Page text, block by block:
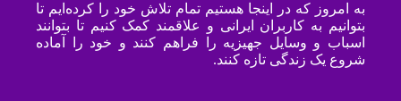
به امروز که در اینجا هستیم تمام تلاش خود را کرده‌ایم تا
بتوانیم به کاربران ایرانی و علاقمند کمک کنیم تا بتوانند
اسباب و وسایل جهیزیه را فراهم کنند و خود را آماده
شروع یک زندگی تازه کنند.